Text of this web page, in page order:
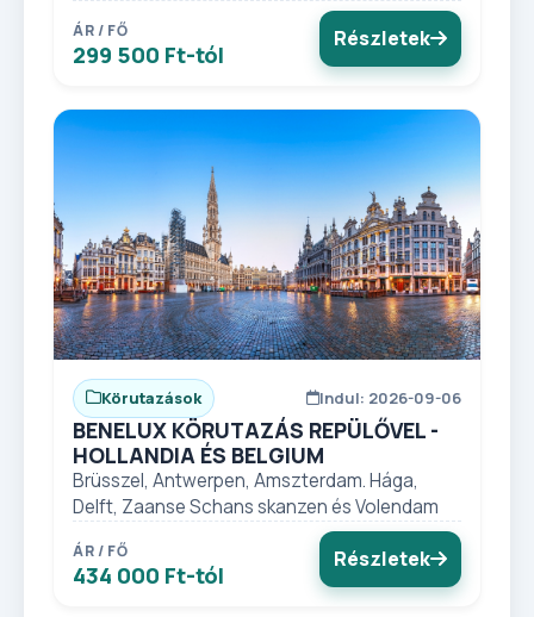
ÁR / FŐ
299 500 Ft-tól
Részletek
Körutazások Indul: 2026-09-06
BENELUX KÖRUTAZÁS REPÜLŐVEL -
HOLLANDIA ÉS BELGIUM
Brüsszel, Antwerpen, Amszterdam. Hága,
Delft, Zaanse Schans skanzen és Volendam
ÁR / FŐ
434 000 Ft-tól
Részletek